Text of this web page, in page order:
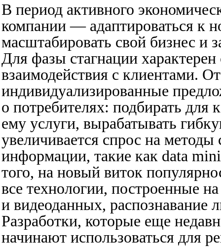
В период активного
компании — адаптироваться к
масштабировать свой бизнес и
Для фазы стагнации
взаимодействия с клиентами.
индивидуализированные
о потребителях: подбирать для
ему услуги, вырабатывать
увеличивается спрос на
информации, такие как data
того, на новый виток
все технологии, построенные
и видеоданных, распознавание
Разработки, которые еще
начинают использоваться для